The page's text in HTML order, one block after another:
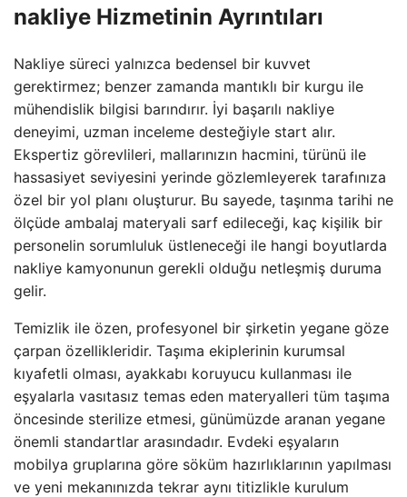
nakliye Hizmetinin Ayrıntıları
Nakliye süreci yalnızca bedensel bir kuvvet
gerektirmez; benzer zamanda mantıklı bir kurgu ile
mühendislik bilgisi barındırır. İyi başarılı nakliye
deneyimi, uzman inceleme desteğiyle start alır.
Ekspertiz görevlileri, mallarınızın hacmini, türünü ile
hassasiyet seviyesini yerinde gözlemleyerek tarafınıza
özel bir yol planı oluşturur. Bu sayede, taşınma tarihi ne
ölçüde ambalaj materyali sarf edileceği, kaç kişilik bir
personelin sorumluluk üstleneceği ile hangi boyutlarda
nakliye kamyonunun gerekli olduğu netleşmiş duruma
gelir.
Temizlik ile özen, profesyonel bir şirketin yegane göze
çarpan özellikleridir. Taşıma ekiplerinin kurumsal
kıyafetli olması, ayakkabı koruyucu kullanması ile
eşyalarla vasıtasız temas eden materyalleri tüm taşıma
öncesinde sterilize etmesi, günümüzde aranan yegane
önemli standartlar arasındadır. Evdeki eşyaların
mobilya gruplarına göre söküm hazırlıklarının yapılması
ve yeni mekanınızda tekrar aynı titizlikle kurulum